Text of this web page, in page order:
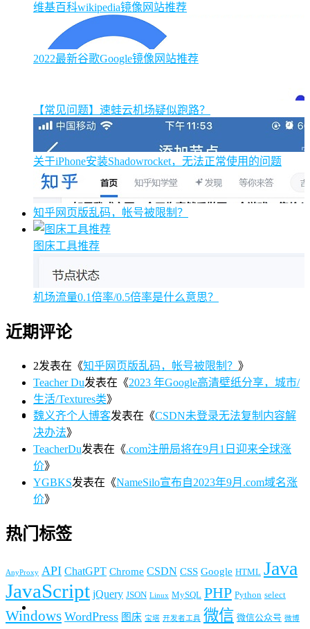
维基百科wikipedia镜像网站推荐
2022最新谷歌Google镜像网站推荐
【常见问题】速蛙云机场疑似跑路？
关于iPhone安装Shadowrocket，无法正常使用的问题
知乎网页版乱码，帐号被限制？
图床工具推荐
机场流量0.1倍率/0.5倍率是什么意思？
近期评论
2发表在《知乎网页版乱码，帐号被限制？ 》
Teacher Du发表在《2023 年Google高清壁纸分享，城市/
生活/Textures类》
魏义齐个人博客发表在《CSDN未登录无法复制内容解
决办法》
TeacherDu发表在《.com注册局将在9月1日迎来全球涨
价》
YGBKS发表在《NameSilo宣布自2023年9月.com域名涨
价》
热门标签
AnyProxy API ChatGPT Chrome CSDN CSS Google HTML Java
JavaScript jQuery JSON Linux MySQL PHP Python select
Windows WordPress 图床 宝塔 开发者工具 微信 微信公众号 微博